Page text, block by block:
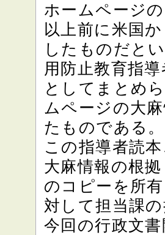
ホームページ
以上前に米国
したものだと
用防止教育指
としてまとめ
ムページの大
たものである。
この指導者読
大麻情報の根
のコピーを所
対して担当課
今回の行政文